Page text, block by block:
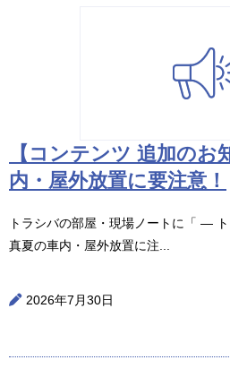
【コンテンツ 追加のお
内・屋外放置に要注意！
トラシバの部屋・現場ノートに「 ―
真夏の車内・屋外放置に注...
2026年7月30日